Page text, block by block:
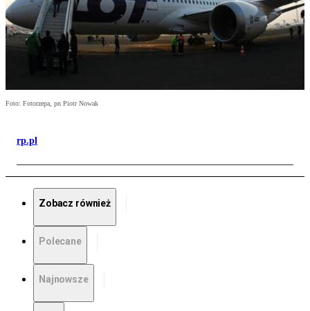
Foto: Fotorzepa, pn Piotr Nowak
rp.pl
Zobacz również
Polecane
Najnowsze